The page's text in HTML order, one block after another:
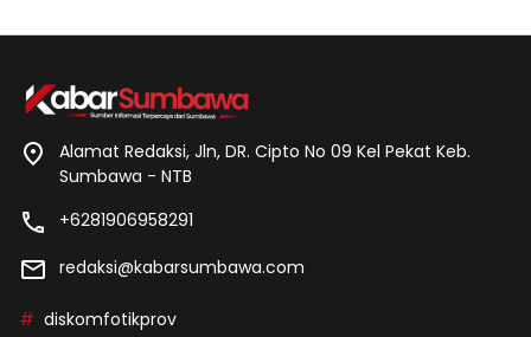
Alamat Redaksi, Jln, DR. Cipto No 09 Kel Pekat Keb.
Sumbawa - NTB
+6281906958291
redaksi@kabarsumbawa.com
diskomfotikprov